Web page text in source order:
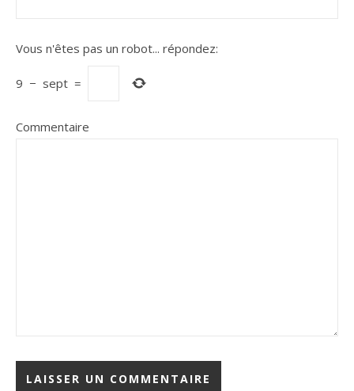
Vous n'êtes pas un robot... répondez:
9 − sept =
Commentaire